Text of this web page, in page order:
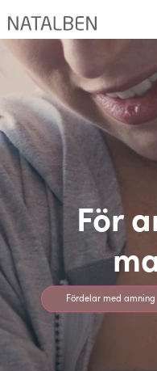
För
Fördelar med amning